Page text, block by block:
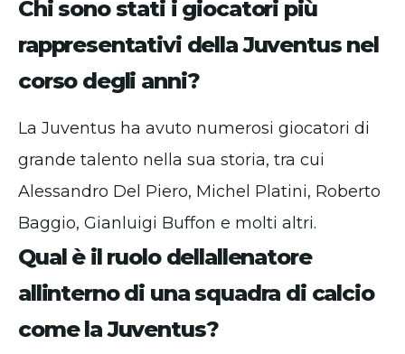
Chi sono stati i giocatori più
rappresentativi della Juventus nel
corso degli anni?
La Juventus ha avuto numerosi giocatori di
grande talento nella sua storia, tra cui
Alessandro Del Piero, Michel Platini, Roberto
Baggio, Gianluigi Buffon e molti altri.
Qual è il ruolo dellallenatore
allinterno di una squadra di calcio
come la Juventus?